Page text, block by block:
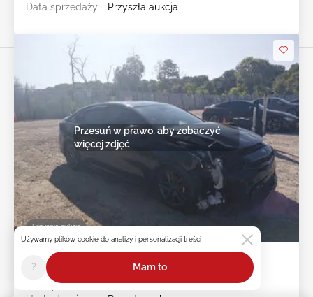
Data sprzedaży:
Przyszła aukcja
Przyszła aukcja
Przesuń w prawo, aby zobaczyć
więcej zdjęć
2021 KIA FORTE 2.0L
Nr pojazdu:
45******
Używamy plików cookie do analizy i personalizacji treści
? Mam to